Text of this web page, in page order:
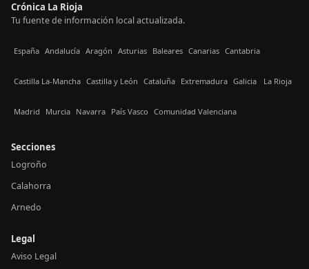
Crónica La Rioja
Tu fuente de información local actualizada.
España Andalucía Aragón Asturias Baleares Canarias Cantabria
Castilla La-Mancha Castilla y León Cataluña Extremadura Galicia La Rioja
Madrid Murcia Navarra País Vasco Comunidad Valenciana
Secciones
Logroño
Calahorra
Arnedo
Legal
Aviso Legal